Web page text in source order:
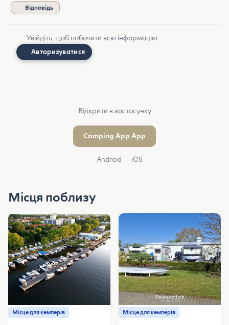
Відповідь
Увійдіть, щоб побачити всю інформацію
Авторизуватися
Відкрити в застосунку
Camping App App
Android iOS
Місця поблизу
Місце для кемперів Місце для кемперів